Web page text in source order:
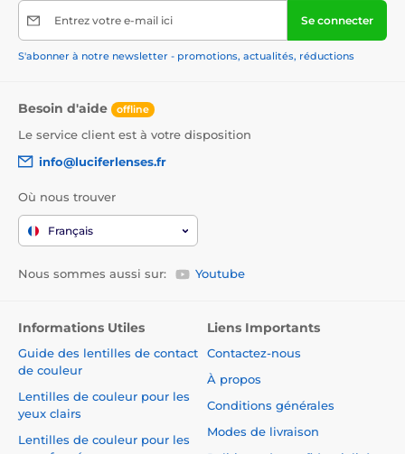
Entrez votre e-mail ici Se connecter
S'abonner à notre newsletter - promotions, actualités, réductions
Besoin d'aide offline
Le service client est à votre disposition
info@luciferlenses.fr
Où nous trouver
Français
Nous sommes aussi sur: Youtube
Informations Utiles
Guide des lentilles de contact
de couleur
Lentilles de couleur pour les
yeux clairs
Lentilles de couleur pour les
Liens Importants
Contactez-nous
À propos
Conditions générales
Modes de livraison